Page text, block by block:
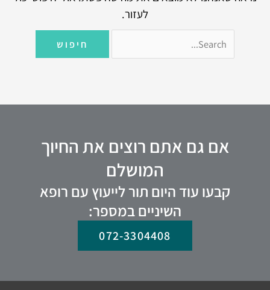
לעזור.
אם גם אתם רוצים את החיוך
המושלם
קבעו עוד היום תור לייעוץ עם רופא
השיניים במספר:
072-3304408